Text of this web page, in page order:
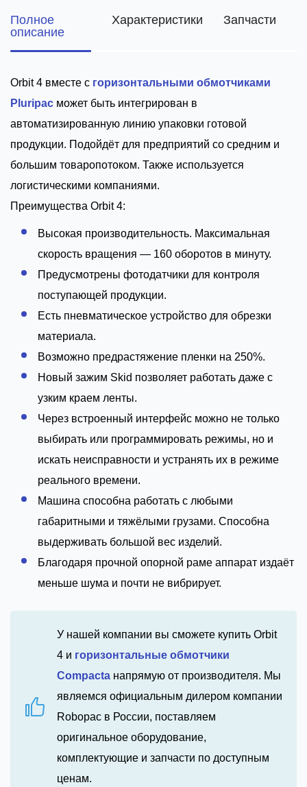
Полное
описание
Характеристики Запчасти
Orbit 4 вместе с горизонтальными обмотчиками
Pluripac может быть интегрирован в
автоматизированную линию упаковки готовой
продукции. Подойдёт для предприятий со средним и
большим товаропотоком. Также используется
логистическими компаниями.
Преимущества Orbit 4:
Высокая производительность. Максимальная
скорость вращения — 160 оборотов в минуту.
Предусмотрены фотодатчики для контроля
поступающей продукции.
Есть пневматическое устройство для обрезки
материала.
Возможно предрастяжение пленки на 250%.
Новый зажим Skid позволяет работать даже с
узким краем ленты.
Через встроенный интерфейс можно не только
выбирать или программировать режимы, но и
искать неисправности и устранять их в режиме
реального времени.
Машина способна работать с любыми
габаритными и тяжёлыми грузами. Способна
выдерживать большой вес изделий.
Благодаря прочной опорной раме аппарат издаёт
меньше шума и почти не вибрирует.
У нашей компании вы сможете купить Orbit
4 и горизонтальные обмотчики
Compacta напрямую от производителя. Мы
являемся официальным дилером компании
Robopac в России, поставляем
оригинальное оборудование,
комплектующие и запчасти по доступным
ценам.